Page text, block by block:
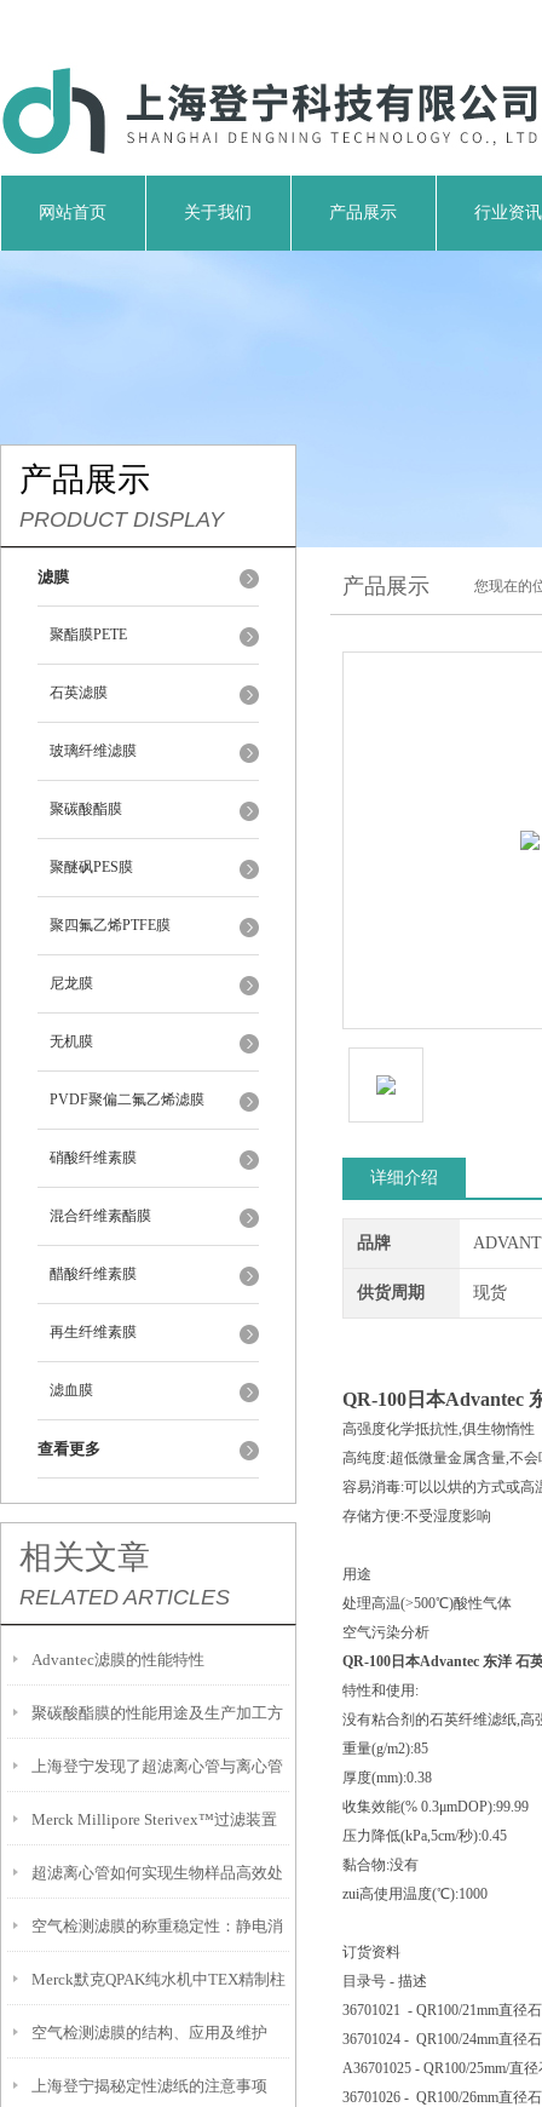
网站首页 关于我们 产品展示 行业资讯
产品展示
PRODUCT DISPLAY
滤膜
聚酯膜PETE
石英滤膜
玻璃纤维滤膜
聚碳酸酯膜
聚醚砜PES膜
聚四氟乙烯PTFE膜
尼龙膜
无机膜
PVDF聚偏二氟乙烯滤膜
硝酸纤维素膜
混合纤维素酯膜
醋酸纤维素膜
再生纤维素膜
滤血膜
查看更多
相关文章
RELATED ARTICLES
Advantec滤膜的性能特性
聚碳酸酯膜的性能用途及生产加工方
式说明
上海登宁发现了超滤离心管与离心管
之间的小秘密
Merck Millipore Sterivex™过滤装置
你知道多少？
超滤离心管如何实现生物样品高效处
理
空气检测滤膜的称重稳定性：静电消
除与温湿度影响
Merck默克QPAK纯水机中TEX精制柱
纯化柱的作用
空气检测滤膜的结构、应用及维护
上海登宁揭秘定性滤纸的注意事项
产品展示 您现在的
详细介绍
品牌
供货周期 现货
QR-100日本Advantec
高强度化学抵抗性,俱生物惰性
高纯度:超低微量金属含量,不
容易消毒:可以以烘的方式或高
存储方便:不受湿度影响
用途
处理高温(>500℃)酸性气体
空气污染分析
QR-100日本Advantec 东洋 石
特性和使用:
没有粘合剂的石英纤维滤纸,高
重量(g/m2):85
厚度(mm):0.38
收集效能(% 0.3μmDOP):99.99
压力降低(kPa,5cm/秒):0.45
黏合物:没有
zui高使用温度(℃):1000
订货资料
目录号 - 描述
36701021 - QR100/21mm直径
36701024 - QR100/24mm直径
A36701025 - QR100/25mm/直
36701026 - QR100/26mm直径